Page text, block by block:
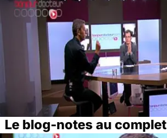
Le blog-notes au complet